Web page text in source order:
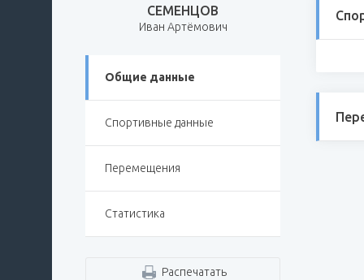
СЕМЕНЦОВ
Иван Артёмович
Общие данные
Спортивные данные
Перемещения
Статистика
Распечатать